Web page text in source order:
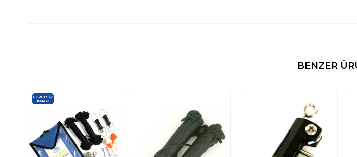
BENZER
ÜCRETSIZ
KARGO